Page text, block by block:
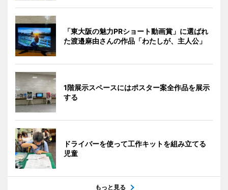
「東大阪の魅力PRショート動画賞」に選ばれ
た渡邉麻由さんの作品「わたしが、主人公」
1階展示スペースにはポスター案全作品を展示
する
ドライバーを使って工作キットを組み立てる
児童
もっと見る